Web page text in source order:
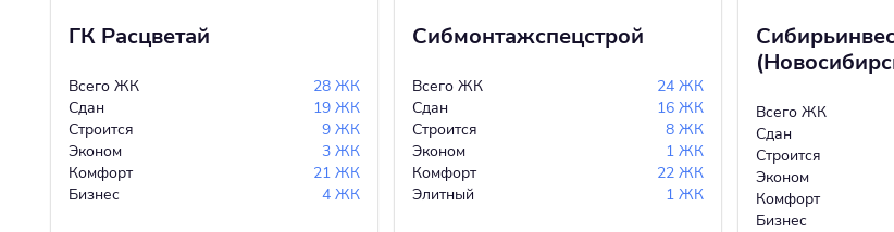
ГК Расцветай
Всего ЖК
28 ЖК
Сдан
19 ЖК
Строится
9 ЖК
Эконом
3 ЖК
Комфорт
21 ЖК
Бизнес
4 ЖК
Сибмонтажспецстрой
Всего ЖК
24 ЖК
Сдан
16 ЖК
Строится
8 ЖК
Эконом
1 ЖК
Комфорт
22 ЖК
Элитный
1 ЖК
Всего ЖК
Сдан
Строится
Эконом
Комфорт
Бизнес